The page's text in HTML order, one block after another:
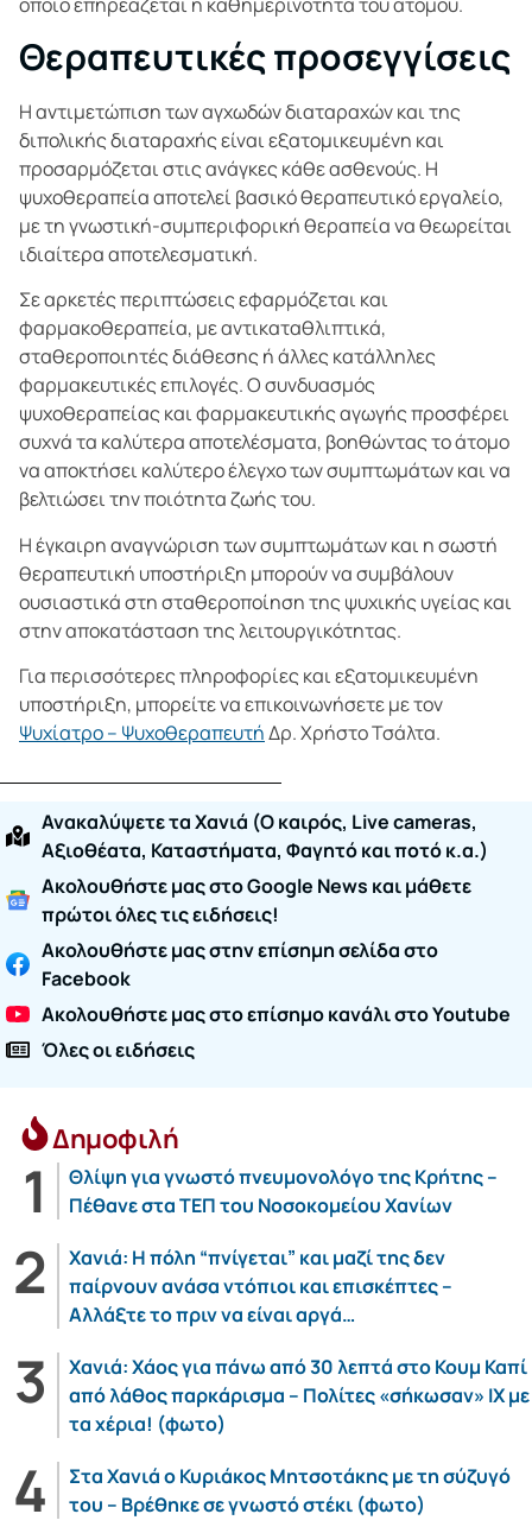
Θεραπευτικές προσεγγίσεις
Η αντιμετώπιση των αγχωδών διαταραχών και της
διπολικής διαταραχής είναι εξατομικευμένη και
προσαρμόζεται στις ανάγκες κάθε ασθενούς. Η
ψυχοθεραπεία αποτελεί βασικό θεραπευτικό εργαλείο,
με τη γνωστική-συμπεριφορική θεραπεία να θεωρείται
ιδιαίτερα αποτελεσματική.
Σε αρκετές περιπτώσεις εφαρμόζεται και
φαρμακοθεραπεία, με αντικαταθλιπτικά,
σταθεροποιητές διάθεσης ή άλλες κατάλληλες
φαρμακευτικές επιλογές. Ο συνδυασμός
ψυχοθεραπείας και φαρμακευτικής αγωγής προσφέρει
συχνά τα καλύτερα αποτελέσματα, βοηθώντας το άτομο
να αποκτήσει καλύτερο έλεγχο των συμπτωμάτων και να
βελτιώσει την ποιότητα ζωής του.
Η έγκαιρη αναγνώριση των συμπτωμάτων και η σωστή
θεραπευτική υποστήριξη μπορούν να συμβάλουν
ουσιαστικά στη σταθεροποίηση της ψυχικής υγείας και
στην αποκατάσταση της λειτουργικότητας.
Για περισσότερες πληροφορίες και εξατομικευμένη
υποστήριξη, μπορείτε να επικοινωνήσετε με τον
Ψυχίατρο – ΨυχοθεραπευτήΔρ. Χρήστο Τσάλτα.
Ανακαλύψετε τα Χανιά (O καιρός, Live cameras,
Αξιοθέατα, Καταστήματα, Φαγητό και ποτό κ.α.)
Ακολουθήστε μας στο Google News και μάθετε
πρώτοι όλες τις ειδήσεις!
Ακολουθήστε μας στην επίσημη σελίδα στο
Facebook
Ακολουθήστε μας στο επίσημο κανάλι στο Youtube
Όλες οι ειδήσεις
Δημοφιλή
Θλίψη για γνωστό πνευμονολόγο της Κρήτης –
Πέθανε στα ΤΕΠ του Νοσοκομείου Χανίων
Χανιά: Η πόλη “πνίγεται” και μαζί της δεν
παίρνουν ανάσα ντόπιοι και επισκέπτες –
Αλλάξτε το πριν να είναι αργά…
Χανιά: Χάος για πάνω από 30 λεπτά στο Κουμ Καπί
από λάθος παρκάρισμα – Πολίτες «σήκωσαν» ΙΧ με
τα χέρια! (φωτο)
Στα Χανιά ο Κυριάκος Μητσοτάκης με τη σύζυγό
του – Βρέθηκε σε γνωστό στέκι (φωτο)